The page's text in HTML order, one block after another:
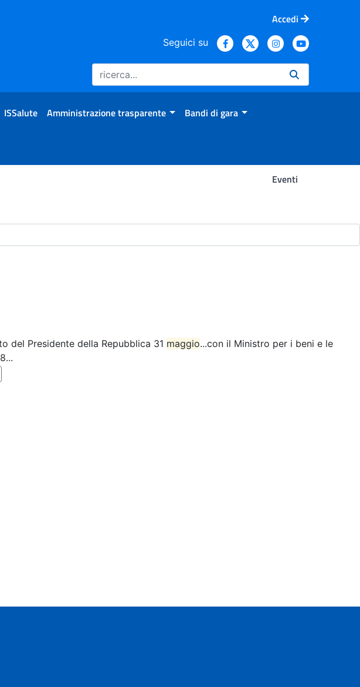
Accedi
Seguici su
ISSalute Amministrazione trasparente Bandi di gara
Eventi
del Presidente della Repubblica 31 maggio...con il Ministro per i beni e le